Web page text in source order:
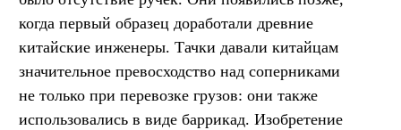
когда первый образец доработали древние
китайские инженеры. Тачки давали китайцам
значительное превосходство над соперниками
не только при перевозке грузов: они также
использовались в виде баррикад. Изобретение